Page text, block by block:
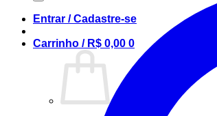
Entrar / Cadastre-se
Carrinho / R$ 0,00 0